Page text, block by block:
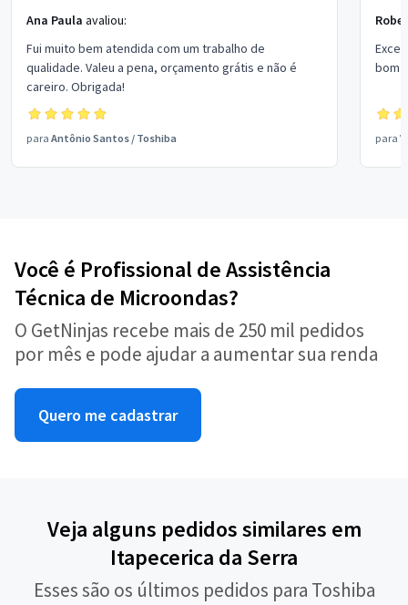
Ana Paula avaliou:
Fui muito bem atendida com um trabalho de
qualidade. Valeu a pena, orçamento grátis e não é
careiro. Obrigada!
para Antônio Santos / Toshiba
bom
para
Você é Profissional de Assistência
Técnica de Microondas?
O GetNinjas recebe mais de 250 mil pedidos
por mês e pode ajudar a aumentar sua renda
Quero me cadastrar
Veja alguns pedidos similares em
Itapecerica da Serra
Esses são os últimos pedidos para Toshiba